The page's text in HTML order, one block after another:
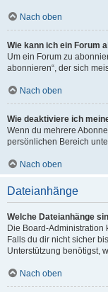
Nach oben
Wie kann ich ein Forum
Um ein Forum zu
abonnieren“, der sich
Nach oben
Wie deaktiviere ich
Wenn du mehrere
persönlichen Bereich
Nach oben
Dateianhänge
Welche Dateianhänge
Die Board-Administration
Falls du dir nicht sicher
Unterstützung benötigst,
Nach oben